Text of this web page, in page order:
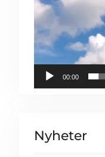
00:00
Nyheter